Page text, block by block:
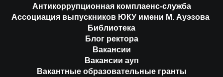
Антикоррупционная комплаенс-служба
Ассоциация выпускников ЮКУ имени М. Ауэзова
Библиотека
Блог ректора
Вакансии
Вакансии ауп
Вакантные образовательные гранты